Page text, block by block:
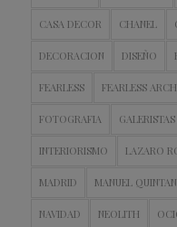
CASA DECOR CHANEL
DECORACION DISEÑO
FEARLESS FEARLESS
FOTOGRAFIA
INTERIORISMO LAZARO
MADRID MANUEL
NAVIDAD NEOLITH